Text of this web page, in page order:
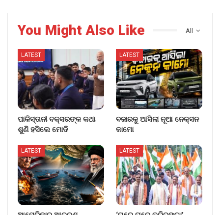
All
You Might Also Like
LATEST
ପାକିସ୍ତାନୀ ବକ୍ସରଙ୍କ କଥା
ଶୁଣି ହସିଲେ ମୋଦି
LATEST
ବଜାରକୁ ଆସିଲା ନୂଆ ନେକ୍ସନ
କାମୋ
LATEST LATEST